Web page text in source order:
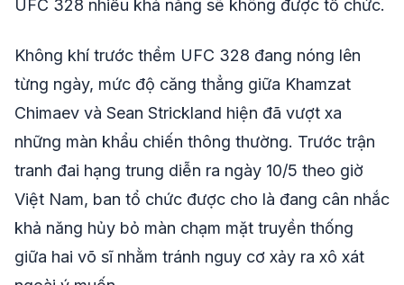
UFC 328 nhiều khả năng sẽ không được tổ chức.
Không khí trước thềm UFC 328 đang nóng lên
từng ngày, mức độ căng thẳng giữa Khamzat
Chimaev và Sean Strickland hiện đã vượt xa
những màn khẩu chiến thông thường. Trước trận
tranh đai hạng trung diễn ra ngày 10/5 theo giờ
Việt Nam, ban tổ chức được cho là đang cân nhắc
khả năng hủy bỏ màn chạm mặt truyền thống
giữa hai võ sĩ nhằm tránh nguy cơ xảy ra xô xát